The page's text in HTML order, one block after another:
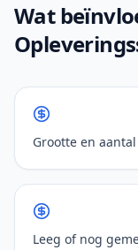
Wat
Grootte en
Leeg of nog